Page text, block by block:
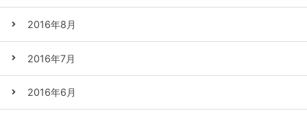
2016年8月
2016年7月
2016年6月